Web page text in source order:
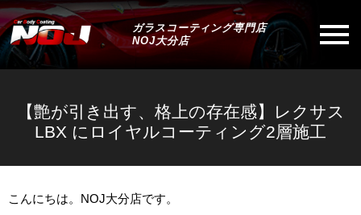
ガラスコーティング専門店
NOJ大分店
【艶が引き出す、格上の存在感】レクサス
LBX にロイヤルコーティング2層施工
こんにちは。NOJ大分店です。